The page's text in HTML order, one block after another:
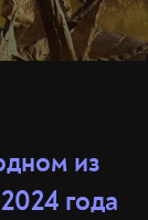
из
года